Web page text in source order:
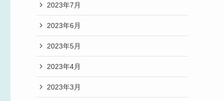
2023年7月
2023年6月
2023年5月
2023年4月
2023年3月